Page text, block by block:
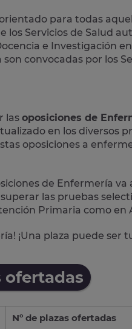
para todas
los Servicios de Salud
e Investigación
convocadas por los
las oposiciones de
en los diversos
oposiciones a
de Enfermería
las pruebas
Primaria como en
¡Una plaza puede ser
ofertadas
Nº de plazas ofertadas